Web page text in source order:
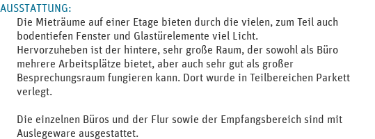
AUSSTATTUNG:
Die Mieträume auf einer Etage bieten durch die vielen, zum Teil auch
bodentiefen Fenster und Glastürelemente viel Licht.
Hervorzuheben ist der hintere, sehr große Raum, der sowohl als Büro
mehrere Arbeitsplätze bietet, aber auch sehr gut als großer
Besprechungsraum fungieren kann. Dort wurde in Teilbereichen Parkett
verlegt.
Die einzelnen Büros und der Flur sowie der Empfangsbereich sind mit
Auslegeware ausgestattet.